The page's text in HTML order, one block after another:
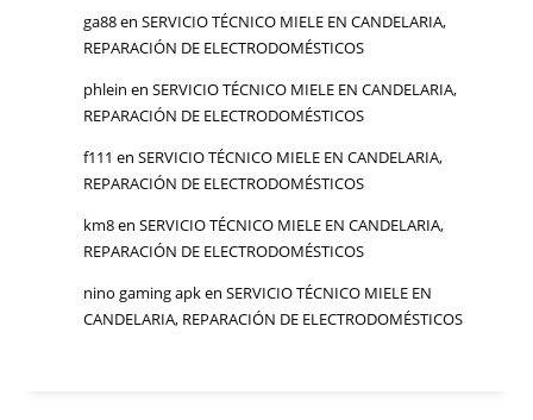
ga88en SERVICIO TÉCNICO MIELE EN CANDELARIA,
REPARACIÓN DE ELECTRODOMÉSTICOS
phlein en SERVICIO TÉCNICO MIELE EN CANDELARIA,
REPARACIÓN DE ELECTRODOMÉSTICOS
f111 en SERVICIO TÉCNICO MIELE EN CANDELARIA,
REPARACIÓN DE ELECTRODOMÉSTICOS
km8en SERVICIO TÉCNICO MIELE EN CANDELARIA,
REPARACIÓN DE ELECTRODOMÉSTICOS
nino gaming apken SERVICIO TÉCNICO MIELE EN
CANDELARIA, REPARACIÓN DE ELECTRODOMÉSTICOS